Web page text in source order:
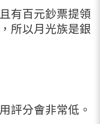
且有百元鈔票提領
所以月光族是銀
評分會非常低。